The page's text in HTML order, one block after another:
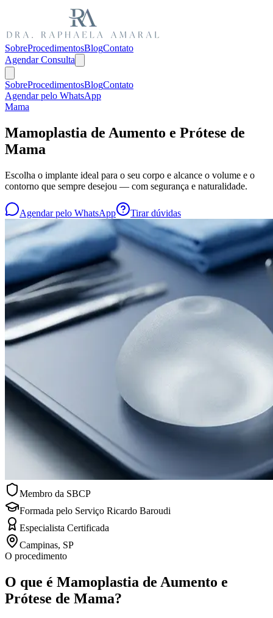
SobreProcedimentosBlogContato
Agendar Consulta
SobreProcedimentosBlogContato
Agendar pelo WhatsApp
Mama
Mamoplastia de Aumento e Prótese de
Mama
Escolha o implante ideal para o seu corpo e alcance o volume e o
contorno que sempre desejou — com segurança e naturalidade.
Agendar pelo WhatsApp Tirar dúvidas
Membro da SBCP
Formada pelo Serviço Ricardo Baroudi
Especialista Certificada
Campinas, SP
O procedimento
O que é Mamoplastia de Aumento e
Prótese de Mama?